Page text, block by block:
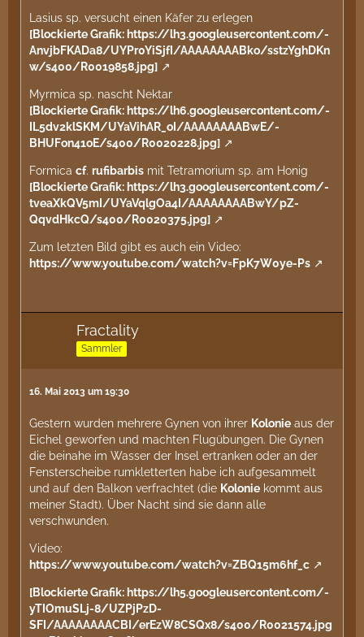
Lasius sp. versucht einen Käfer zu erlegen
[Blockierte Grafik: https://lh3.googleusercontent.com/-
AnvjbFKADa8/UYPr0YiSjfI/AAAAAAAABko/sstzYghDKn
w/s400/R0019858.jpg]
Myrmica sp. nascht Nektar
[Blockierte Grafik: https://lh6.googleusercontent.com/-
IL5dv2klSKM/UYaVihAR_oI/AAAAAAAABwE/-
BHUFon41oE/s400/R0020228.jpg]
Formica cf. rufibarbis mit Tetramorium sp. am Honig
[Blockierte Grafik: https://lh3.googleusercontent.com/-
tveaXkQV5mI/UYaVqlgOa4I/AAAAAAAABwY/pZ-
QqvdHkcQ/s400/R0020375.jpg]
Zum letzten Bild gibt es auch ein Video:
https://www.youtube.com/watch?v=FpK7W0ye-Ps
Fractality
Sammler
16. Mai 2013 um 19:30
Gestern wurden mehrere Gynen von ihrer Kolonie aus der
Eichel geworfen und machten Flugübungen. Die Gynen
die beinahe im Wasser der Insel ertranken oder an der
Fensterscheibe rumkletterten habe ich aufgesammelt
und auf den Balkon verfrachtet (die Kolonie kommt aus
meiner Stadt). Über Nacht sind sie dann alle
verschwunden.
Video:
https://www.youtube.com/watch?v=ZBQ15m6hf_c
[Blockierte Grafik: https://lh5.googleusercontent.com/-
yTIOmuSLj-8/UZPjPzD-
SFI/AAAAAAAACBI/erEzW8CSQx8/s400/R0021574.jpg